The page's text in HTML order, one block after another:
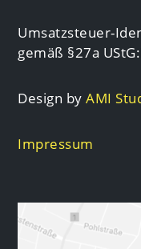
Umsatzsteuer-
gemäß §27a
Design byAMI
Impressum